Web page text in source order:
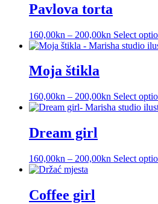
Pavlova torta
160,00kn – 200,00kn Select
Moja štikla
160,00kn – 200,00kn Select
Dream girl
160,00kn – 200,00kn Select
Coffee girl